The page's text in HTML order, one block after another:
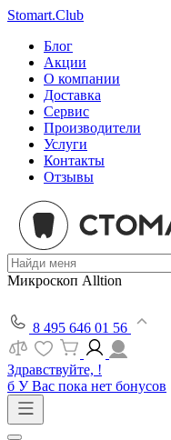
Stomart.Club
Блог
Акции
О компании
Доставка
Сервис
Производители
Услуги
Контакты
Отзывы
Микроскоп Alltion
8 495 646 01 56
Здравствуйте, !
б У Вас пока нет бонусов